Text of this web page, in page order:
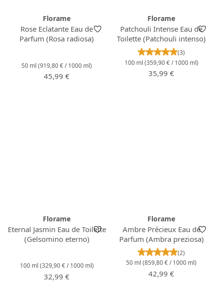
Florame
Rose Eclatante Eau de
Parfum (Rosa radiosa)
50 ml (919,80 € / 1000 ml)
Prezzo normale:
45,99 €
Florame
Patchouli Intense Eau de
Toilette (Patchouli intenso)
Valutazione
(3)
100 ml (359,90 € / 1000 ml)
Prezzo normale:
35,99 €
Florame
Eternal Jasmin Eau de Toilette
(Gelsomino eterno)
100 ml (329,90 € / 1000 ml)
Prezzo normale:
32,99 €
Florame
Ambre Précieux Eau de
Parfum (Ambra preziosa)
Valutazione
(2)
50 ml (859,80 € / 1000 ml)
Prezzo normale:
42,99 €